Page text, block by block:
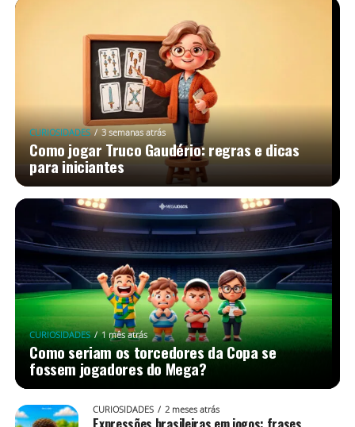
CURIOSIDADES 3 semanas atrás
Como jogar Truco Gaudério: regras e dicas
para iniciantes
CURIOSIDADES 1 mês atrás
Como seriam os torcedores da Copa se
fossem jogadores do Mega?
CURIOSIDADES 2 meses atrás